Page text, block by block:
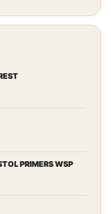
PRIMERS WSP